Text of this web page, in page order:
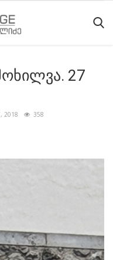
27
2018 358